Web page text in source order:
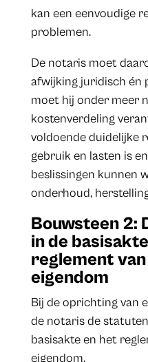
kan een eenvoudige
problemen.
De notaris moet
afwijking juridisch én
moet hij onder meer
kostenverdeling
voldoende duidelijke
gebruik en lasten is
beslissingen kunnen
onderhoud,
Bouwsteen 2:
in de
reglement
eigendom
Bij de oprichting van
de notaris de
basisakte en het
eigendom.